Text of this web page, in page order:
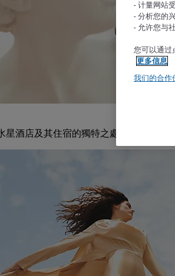
星酒店及其住宿的獨特之處
- 计量网站
- 分析您的
- 允许您与
您可以通过
更多信息
我们的合作